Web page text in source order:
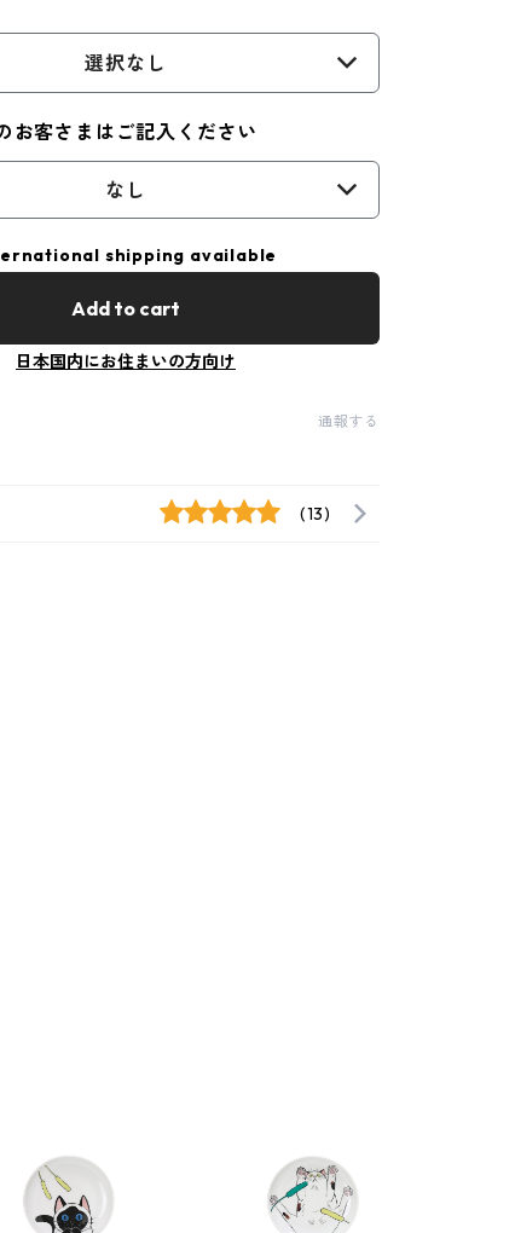
選択なし
お客さまはご記入ください
なし
shipping available
Add to cart
日本国内にお住まいの方向け
通報する
(13)